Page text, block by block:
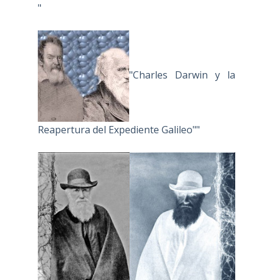
"
"Charles Darwin y la
Reapertura del Expediente Galileo""